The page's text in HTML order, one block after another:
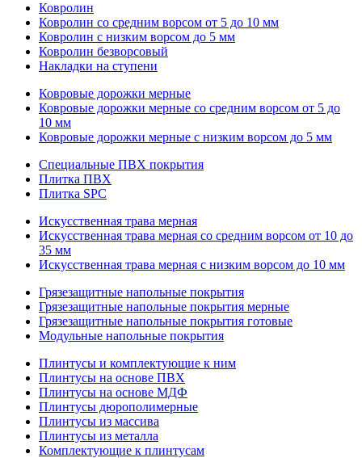
Ковролин
Ковролин со средним ворсом от 5 до 10 мм
Ковролин с низким ворсом до 5 мм
Ковролин безворсовый
Накладки на ступени
Ковровые дорожки мерные
Ковровые дорожки мерные со средним ворсом от 5 до
10 мм
Ковровые дорожки мерные с низким ворсом до 5 мм
Специальные ПВХ покрытия
Плитка ПВХ
Плитка SPC
Искуccтвенная трава мерная
Искусственная трава мерная со средним ворсом от 10 до
35 мм
Искусственная трава мерная с низким ворсом до 10 мм
Грязезащитные напольные покрытия
Грязезащитные напольные покрытия мерные
Грязезащитные напольные покрытия готовые
Модульные напольные покрытия
Плинтусы и комплектующие к ним
Плинтусы на основе ПВХ
Плинтусы на основе МДФ
Плинтусы дюрополимерные
Плинтусы из массива
Плинтусы из металла
Комплектующие к плинтусам